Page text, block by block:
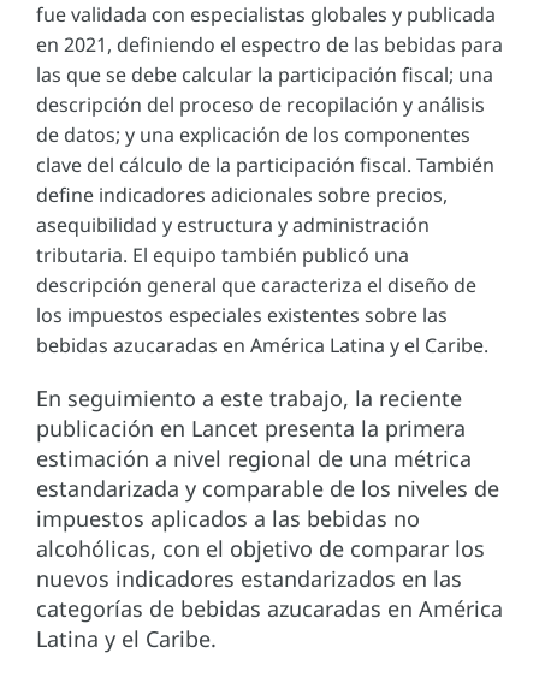
fue validada con especialistas globales y publicada
en 2021, definiendo el espectro de las bebidas para
las que se debe calcular la participación fiscal; una
descripción del proceso de recopilación y análisis
de datos; y una explicación de los componentes
clave del cálculo de la participación fiscal. También
define indicadores adicionales sobre precios,
asequibilidad y estructura y administración
tributaria. El equipo también publicó una
descripción general que caracteriza el diseño de
los impuestos especiales existentes sobre las
bebidas azucaradas en América Latina y el Caribe.
En seguimiento a este trabajo, la reciente
publicación en Lancet presenta la primera
estimación a nivel regional de una métrica
estandarizada y comparable de los niveles de
impuestos aplicados a las bebidas no
alcohólicas, con el objetivo de comparar los
nuevos indicadores estandarizados en las
categorías de bebidas azucaradas en América
Latina y el Caribe.